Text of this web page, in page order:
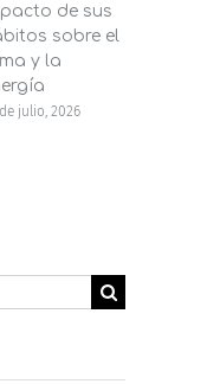
de sus
sobre el
y la
julio, 2026